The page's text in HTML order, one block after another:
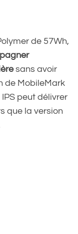
de 57Wh,
sans avoir
de MobileMark
peut délivrer
que la version